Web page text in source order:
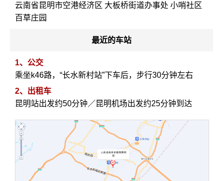
云南省昆明市空港经济区 大板桥街道办事处 小哨社区
百草庄园
最近的车站
1、公交
乘坐k46路，“长水新村站”下车后，步行30分钟左右
2、出租车
昆明站出发约50分钟／昆明机场出发约25分钟到达